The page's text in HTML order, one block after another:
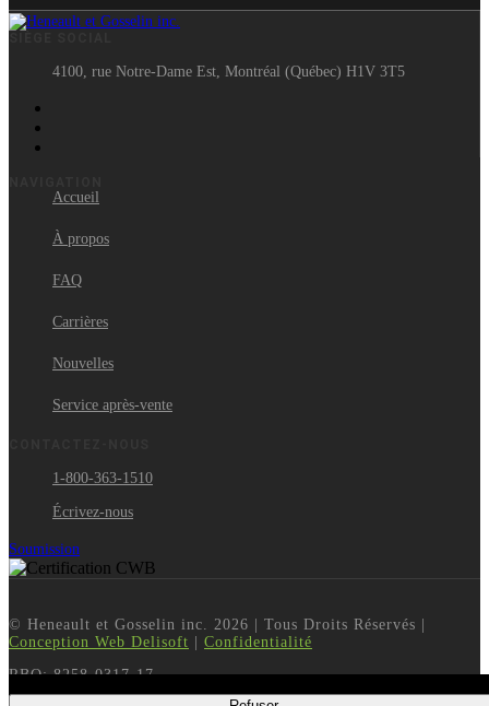
4100, rue Notre-Dame Est, Montréal (Québec) H1V 3T5
Accueil
À propos
FAQ
Carrières
Nouvelles
Service après-vente
1-800-363-1510
Écrivez-nous
Soumission
© Heneault et Gosselin inc. 2026 | Tous Droits Réservés |
Conception Web Delisoft
Confidentialité
RBQ: 8258-0317-17